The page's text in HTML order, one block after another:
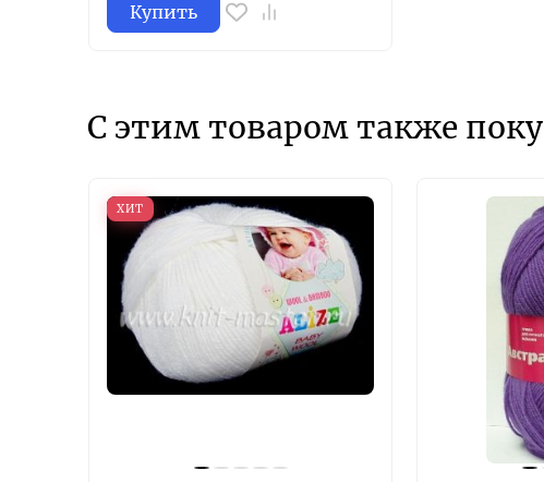
Купить
С этим товаром также
ХИТ